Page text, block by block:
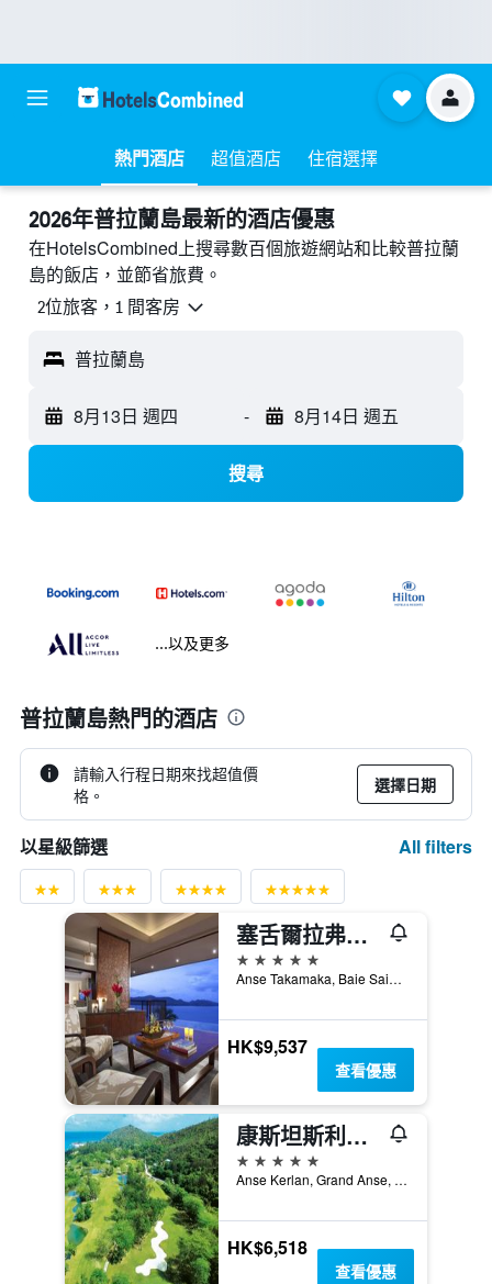
熱門酒店 超值酒店 住宿選擇
2026年普拉蘭島最新的酒店優惠
在HotelsCombined上搜尋數百個旅遊網站和比較普拉蘭
島的飯店，並節省旅費。
2位旅客，1 間客房
普拉蘭島
8月13日 週四 - 8月14日 週五
搜尋
...以及更多
普拉蘭島熱門的酒店
請輸入行程日期來找超值價
格。
選擇日期
以星級篩選 All filters
塞舌爾拉弗爾斯酒店
5星級
Anse Takamaka, Baie Sainte Anne, Praslin, 11111, 普拉蘭大安塞區, 塞席爾
HK$9,537
查看優惠
康斯坦斯利莫里亞酒店
5星級
Anse Kerlan, Grand Anse, Praslin Island, 284, 普拉蘭大安塞區, 塞席爾
HK$6,518
查看優惠